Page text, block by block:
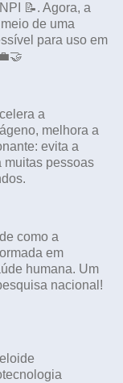
📝. Agora, a
de uma
para uso em
a
melhora a
evita a
pessoas
como a
em
humana. Um
nacional!